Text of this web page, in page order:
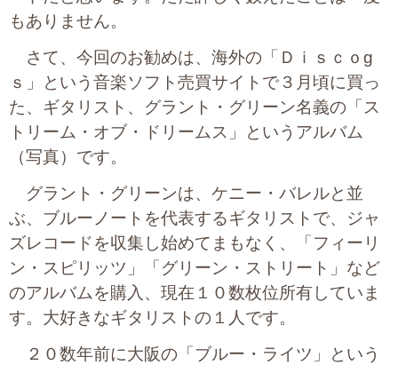
もありません。
さて、今回のお勧めは、海外の「Ｄｉｓｃｏg
ｓ」という音楽ソフト売買サイトで３月頃に買っ
た、ギタリスト、グラント・グリーン名義の「ス
トリーム・オブ・ドリームス」というアルバム
（写真）です。
グラント・グリーンは、ケニー・バレルと並
ぶ、ブルーノートを代表するギタリストで、ジャ
ズレコードを収集し始めてまもなく、「フィーリ
ン・スピリッツ」「グリーン・ストリート」など
のアルバムを購入、現在１０数枚位所有していま
す。大好きなギタリストの１人です。
２０数年前に大阪の「ブルー・ライツ」という
営業時間: 9：00～18：009：00～18：00